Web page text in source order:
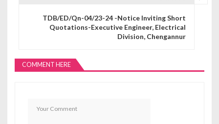
TDB/ED/Qn-04/23-24 -Notice Inviting Short
Quotations-Executive Engineer, Electrical
Division, Chengannur
COMMENT HERE